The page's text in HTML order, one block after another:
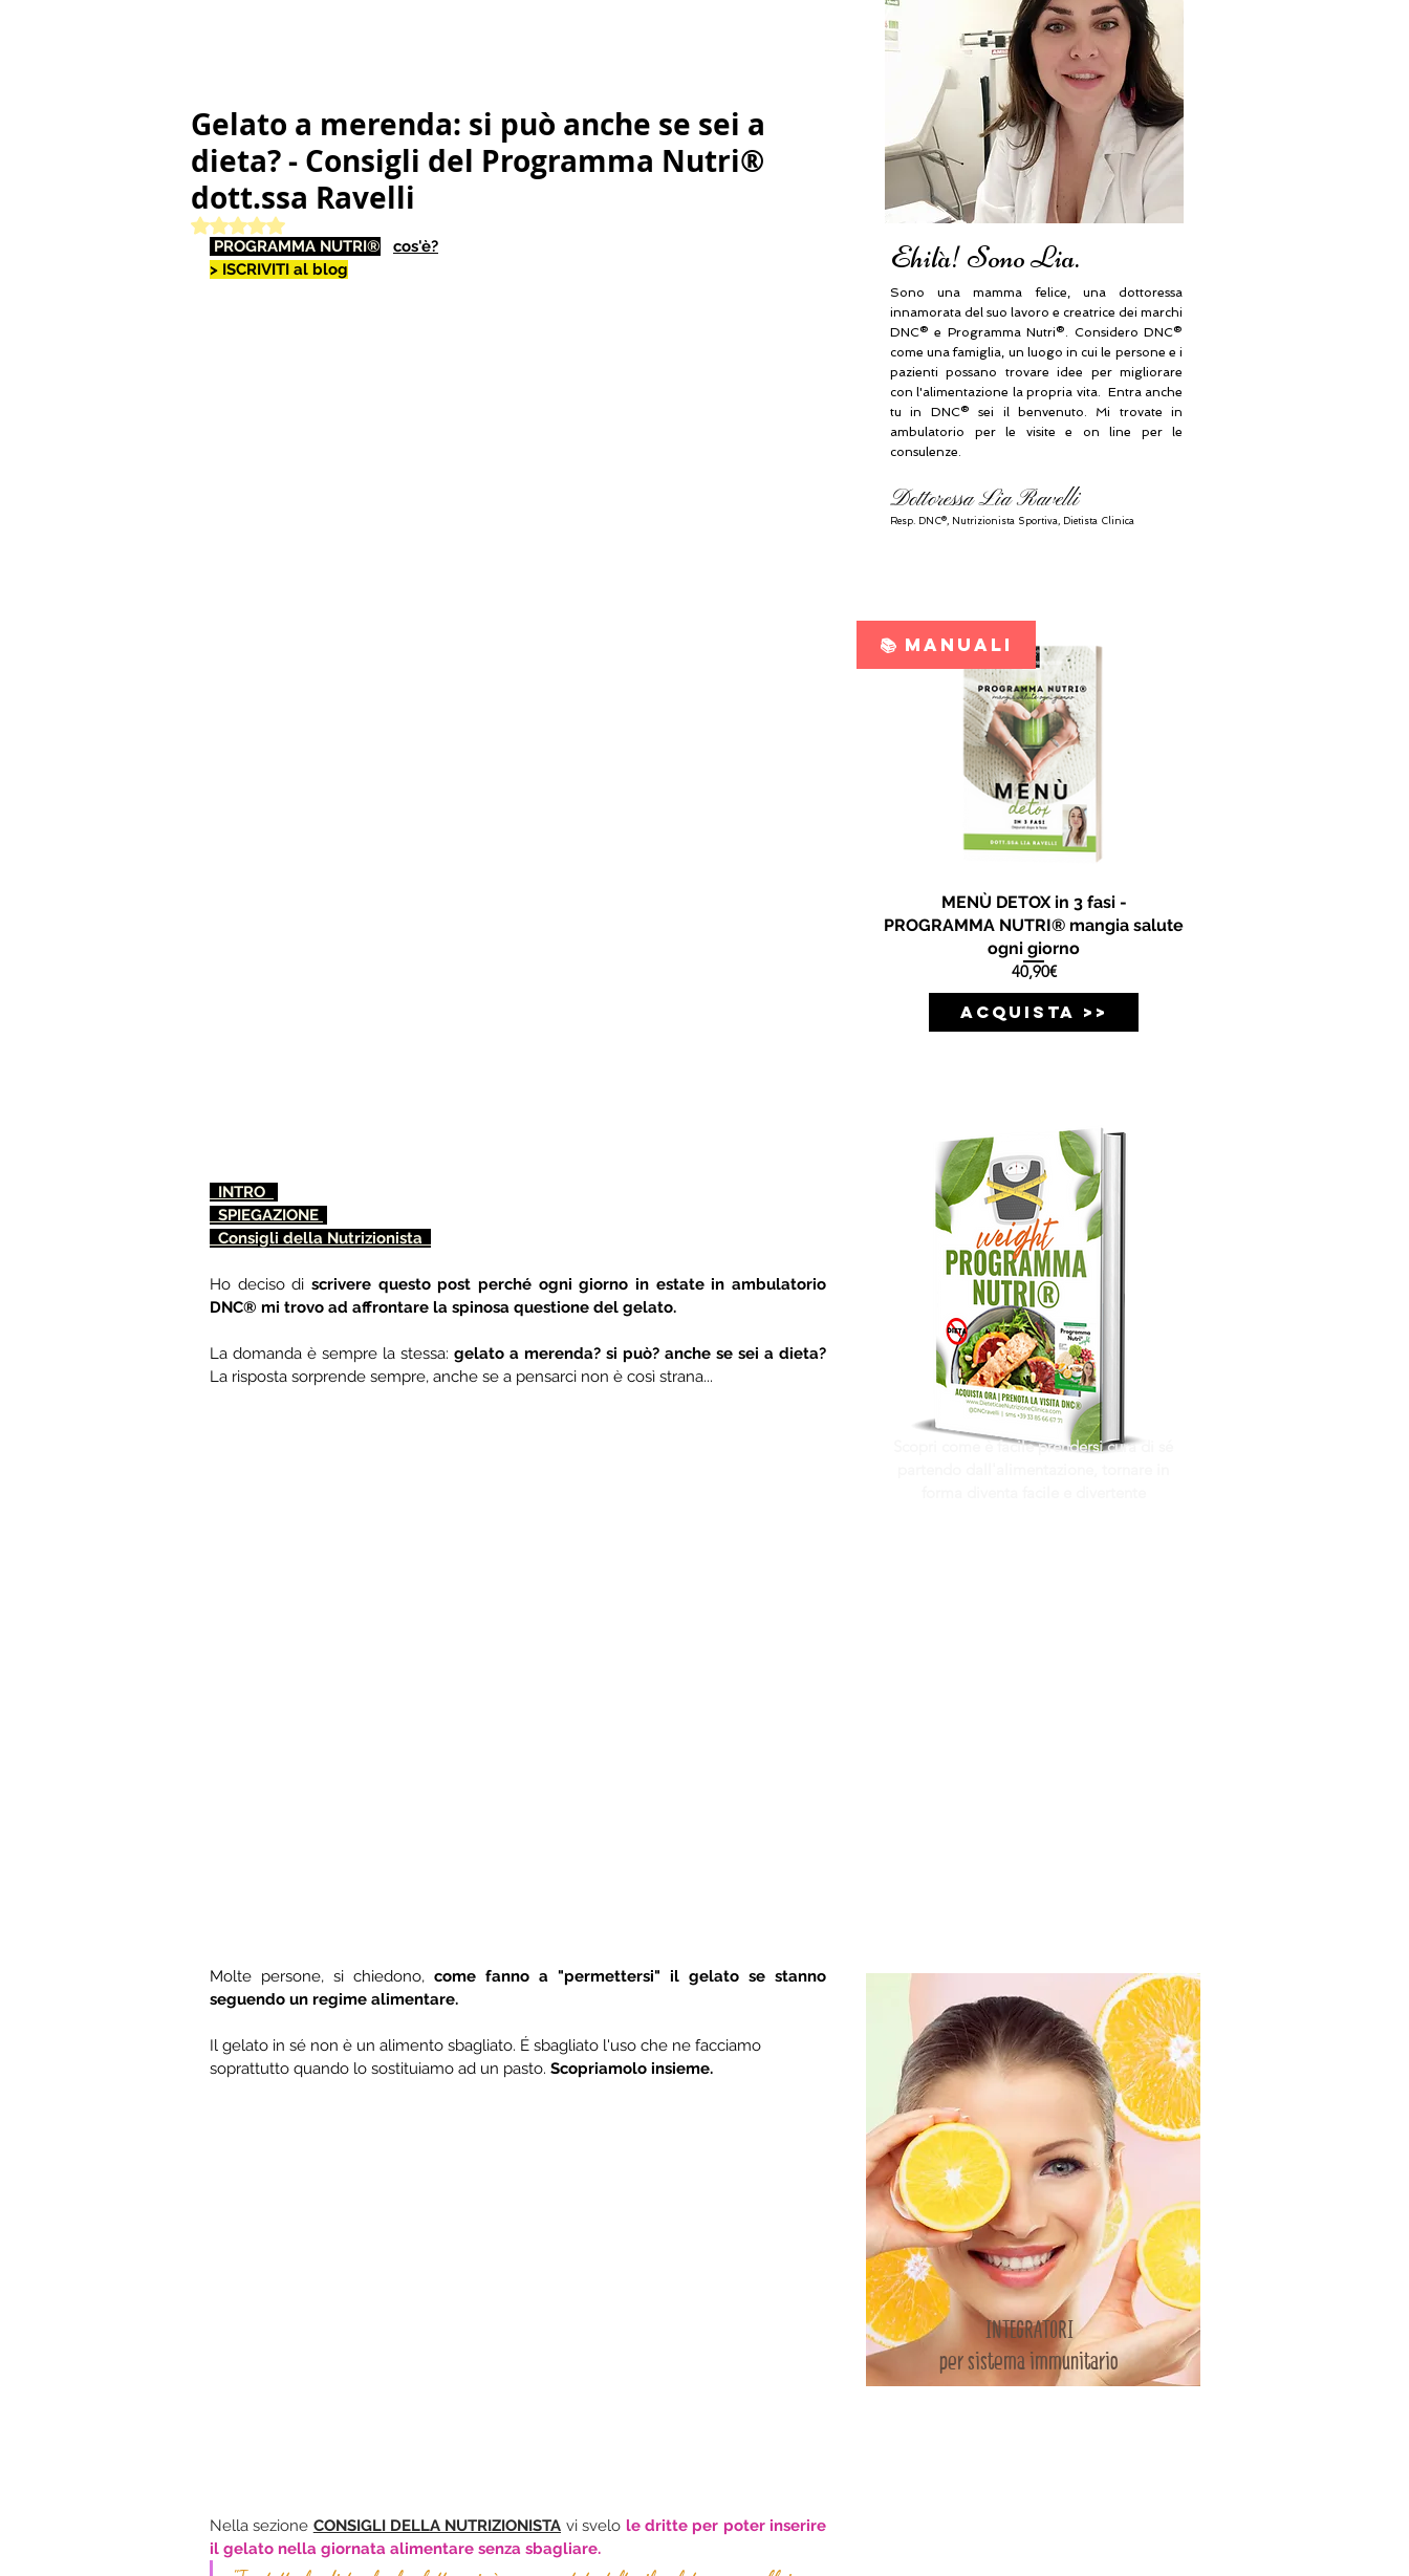
Gelato a merenda: si può anche se sei a
dieta? - Consigli del Programma Nutri®
dott.ssa Ravelli
Valutazione NaN stelle su 5.
PROGRAMMA NUTRI®
cos'è?
> ISCRIVITI al blog
  INTRO
  SPIEGAZIONE
  Consigli della Nutrizionista
Ho deciso di scrivere questo post perché ogni giorno in estate in ambulatorio
DNC® mi trovo ad affrontare la spinosa questione del gelato.
La domanda è sempre la stessa:
La risposta sorprende sempre, anche se a pensarci non è così strana...
Molte persone, si chiedono, come fanno a "permettersi" il gelato se stanno
seguendo un regime alimentare.
Il gelato in sé non è un alimento sbagliato. É sbagliato l'uso che ne facciamo
soprattutto quando lo sostituiamo ad un pasto. Scopriamolo insieme.
Nella sezione CONSIGLI DELLA NUTRIZIONISTA vi svelo le dritte per poter inserire
il gelato nella giornata alimentare senza sbagliare.
Ehilà! Sono Lia.
Sono una mamma felice, una dottoressa
innamorata del suo lavoro e creatrice dei marchi
DNC® e Programma Nutri®. Considero DNC®
come una famiglia, un luogo in cui le persone e i
pazienti possano trovare idee per migliorare
con l'alimentazione la propria vita. Entra anche
tu in DNC® sei il benvenuto. Mi trovate in
ambulatorio per le visite e on line per le
consulenze.
Dottoressa Lia Ravelli
Resp. DNC®, N utrizionista Sportiva, Dietista Clinica
📚 MANUALI
MENÙ DETOX in 3 fasi -
PROGRAMMA NUTRI® mangia salute
ogni giorno
40,90€Prezzo
ACQUISTA >>
Scopri come è facile prendersi cura di sé
INTEGRATORI
per sistema immunitario